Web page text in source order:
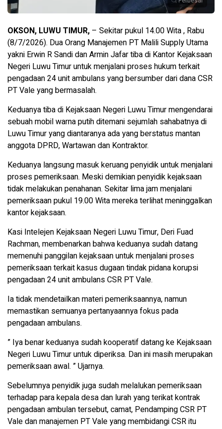
OKSON, LUWU TIMUR, – Sekitar pukul 14.00 Wita , Rabu
(8/7/2026). Dua Orang Manajemen PT Malili Supply Utama
yakni Erwin R Sandi dan Armin Jafar tiba di Kantor Kejaksaan
Negeri Luwu Timur untuk menjalani proses hukum terkait
pengadaan 24 unit ambulans yang bersumber dari dana CSR
PT Vale yang bermasalah.
Keduanya tiba di Kejaksaan Negeri Luwu Timur mengendarai
sebuah mobil warna putih ditemani sejumlah sahabatnya di
Luwu Timur yang diantaranya ada yang berstatus mantan
anggota DPRD, Wartawan dan Kontraktor.
Keduanya langsung masuk keruang penyidik untuk menjalani
proses pemeriksaan. Meski demikian penyidik kejaksaan
tidak melakukan penahanan. Sekitar lima jam menjalani
pemeriksaan pukul 19.00 Wita mereka terlihat meninggalkan
kantor kejaksaan.
Kasi Intelejen Kejaksaan Negeri Luwu Timur, Deri Fuad
Rachman, membenarkan bahwa keduanya sudah datang
memenuhi panggilan kejaksaan untuk menjalani proses
pemeriksaan terkait kasus dugaan tindak pidana korupsi
pengadaan 24 unit ambulans CSR PT Vale.
Ia tidak mendetailkan materi pemeriksaannya, namun
memastikan semuanya pertanyaannya fokus pada
pengadaan ambulans.
” Iya benar keduanya sudah kooperatif datang ke Kejaksaan
Negeri Luwu Timur untuk diperiksa. Dan ini masih merupakan
pemeriksaan awal. ” Ujarnya.
Sebelumnya penyidik juga sudah melalukan pemeriksaan
terhadap para kepala desa dan lurah yang terikat kontrak
pengadaan ambulan tersebut, camat, Pendamping CSR PT
Vale dan manajemen PT Vale yang membidangi CSR itu